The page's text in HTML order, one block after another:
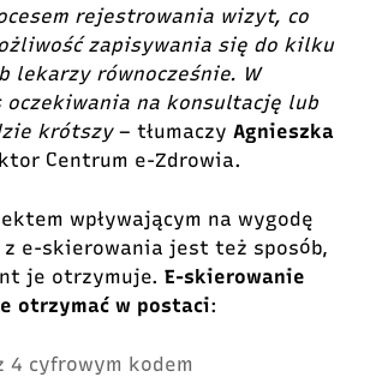
rejestrowania wizyt, co
zapisywania się do kilku
lekarzy równocześnie. W
oczekiwania na konsultację lub
krótszy – tłumaczy Agnieszka
Centrum e-Zdrowia.
wpływającym na wygodę
e-skierowania jest też sposób,
je otrzymuje. E-skierowanie
otrzymać w postaci:
4 cyfrowym kodem